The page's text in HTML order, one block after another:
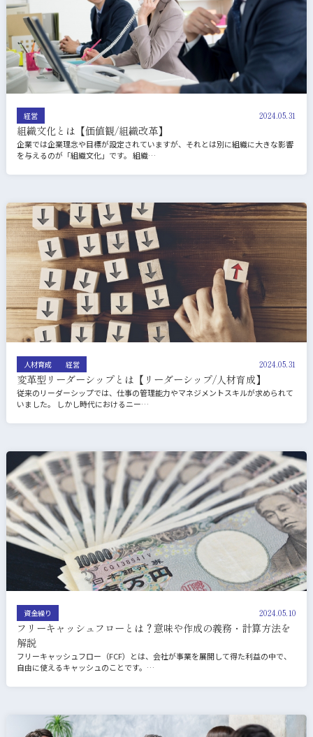
経営 2024.05.31
組織文化とは【価値観/組織改革】
企業では企業理念や目標が設定されていますが、それとは別に組織に大きな影響
を与えるのが「組織文化」です。 組織…
人材育成 経営 2024.05.31
変革型リーダーシップとは【リーダーシップ/人材育成】
従来のリーダーシップでは、仕事の管理能力やマネジメントスキルが求められて
いました。 しかし時代におけるニー…
資金繰り 2024.05.10
フリーキャッシュフローとは？意味や作成の義務・計算方法を
解説
フリーキャッシュフロー（FCF）とは、会社が事業を展開して得た利益の中で、
自由に使えるキャッシュのことです。…